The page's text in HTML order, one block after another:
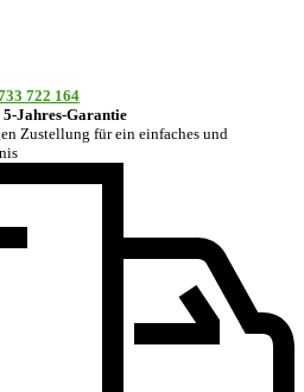
722 164
5-Jahres-Garantie
Zustellung für ein einfaches und